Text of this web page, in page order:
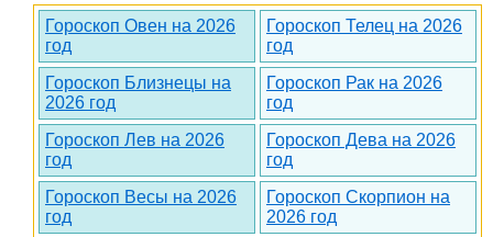
Гороскоп Овен на 2026
год
Гороскоп Телец на 2026
год
Гороскоп Близнецы на
2026 год
Гороскоп Рак на 2026
год
Гороскоп Лев на 2026
год
Гороскоп Дева на 2026
год
Гороскоп Весы на 2026
год
Гороскоп Скорпион на
2026 год